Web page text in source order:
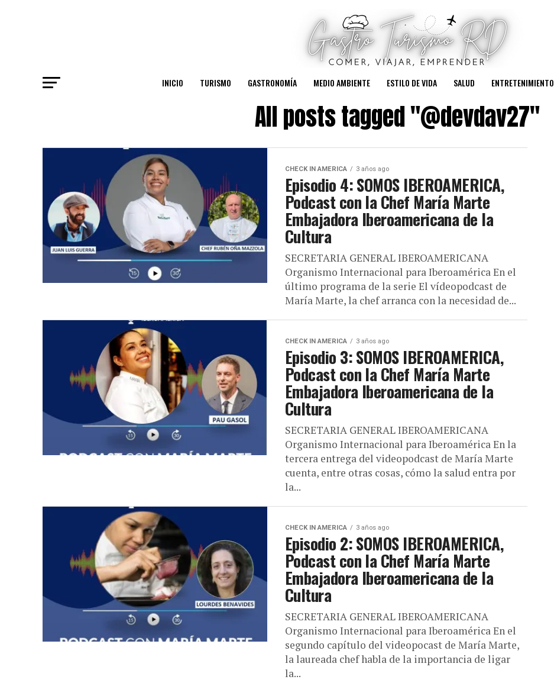
INICIO TURISMO GASTRONOMÍA MEDIO AMBIENTE ESTILO DE VIDA SALUD ENTRETENIMIENTO
All posts tagged "@devdav27"
CHECK IN AMERICA 3 años ago
Episodio 4: SOMOS IBEROAMERICA,
Podcast con la Chef María Marte
Embajadora Iberoamericana de la
Cultura
SECRETARIA GENERAL IBEROAMERICANA
Organismo Internacional para Iberoamérica En el
último programa de la serie El vídeopodcast de
María Marte, la chef arranca con la necesidad de...
CHECK IN AMERICA 3 años ago
Episodio 3: SOMOS IBEROAMERICA,
Podcast con la Chef María Marte
Embajadora Iberoamericana de la
Cultura
SECRETARIA GENERAL IBEROAMERICANA
Organismo Internacional para Iberoamérica En la
tercera entrega del videopodcast de María Marte
cuenta, entre otras cosas, cómo la salud entra por
la...
CHECK IN AMERICA 3 años ago
Episodio 2: SOMOS IBEROAMERICA,
Podcast con la Chef María Marte
Embajadora Iberoamericana de la
Cultura
SECRETARIA GENERAL IBEROAMERICANA
Organismo Internacional para Iberoamérica En el
segundo capítulo del videopocast de María Marte,
la laureada chef habla de la importancia de ligar
la...